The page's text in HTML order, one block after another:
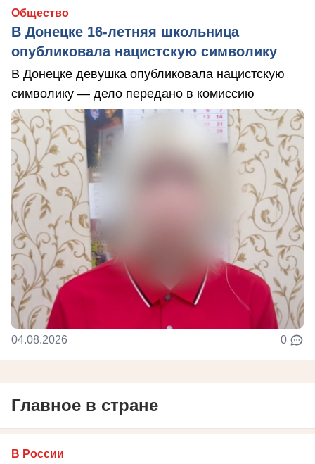
Общество
В Донецке 16-летняя школьница
опубликовала нацистскую символику
В Донецке девушка опубликовала нацистскую
символику — дело передано в комиссию
04.08.2026 0
Главное в стране
В России